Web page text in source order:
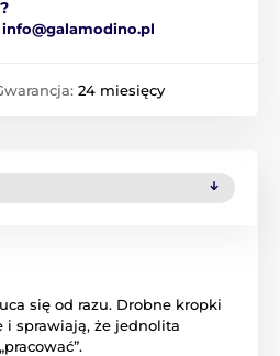
info@galamodino.pl
24 miesięcy
się od razu. Drobne kropki
sprawiają, że jednolita